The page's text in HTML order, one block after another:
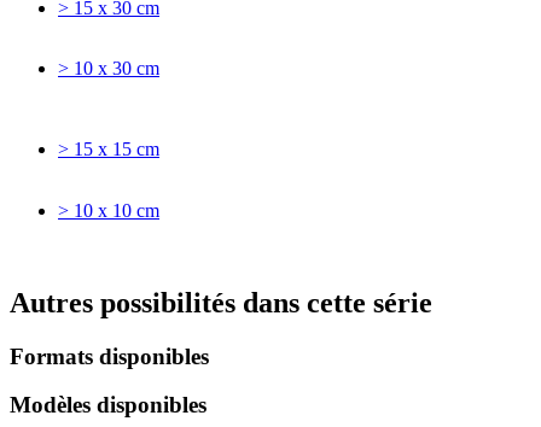
> 15 x 30 cm
> 10 x 30 cm
> 15 x 15 cm
> 10 x 10 cm
Autres possibilités dans cette série
Formats disponibles
Modèles disponibles